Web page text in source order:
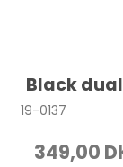
Black
19-0137
349,00